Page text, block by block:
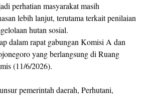
perhatian masyarakat masih
lebih lanjut, terutama terkait penilaian
hutan sosial.
dalam rapat gabungan Komisi A dan
yang berlangsung di Ruang
(11/6/2026).
pemerintah daerah, Perhutani,